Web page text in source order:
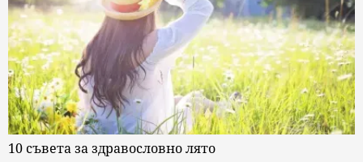
10 съвета за здравословно лято